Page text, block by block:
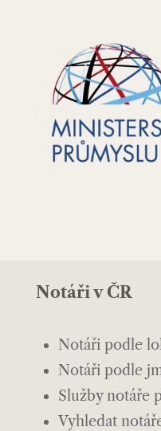
Notáři v ČR
Notáři podle
Notáři podle
Služby notáře
Vyhledat